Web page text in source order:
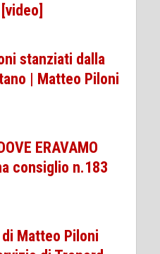
stanziati dalla
| Matteo Piloni
ERAVAMO
consiglio n.183
Matteo Piloni